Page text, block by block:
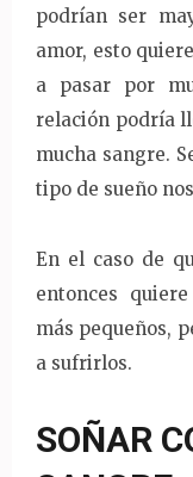
podrían ser
amor, esto
a pasar por
relación podría
mucha sangre.
tipo de sueño
En el caso de
entonces
más pequeños,
a sufrirlos.
SOÑAR